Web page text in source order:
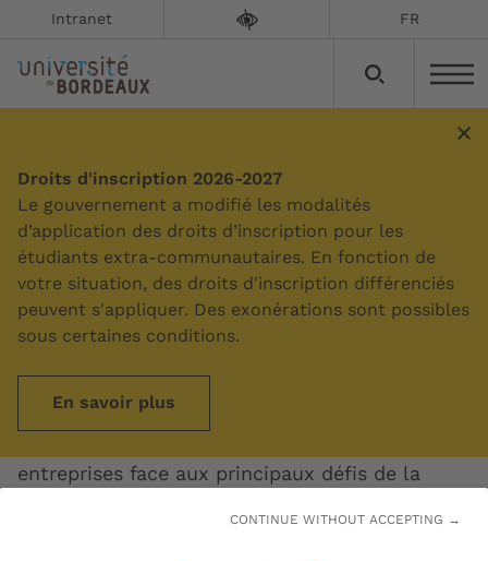
CONTINUE WITHOUT ACCEPTING →
Intranet FR
Droits d'inscription 2026-2027
Le gouvernement a modifié les modalités
d’application des droits d’inscription pour les
étudiants extra-communautaires. En fonction de
votre situation, des droits d'inscription différenciés
peuvent s'appliquer. Des exonérations sont possibles
sous certaines conditions.
En savoir plus
Chimie-Matériaux
Mise à jour le :24/07/2026
L’université de Bordeaux met à la disposition
des entreprises un écosystème scientifique et
recherche fondamentale aux applications
entreprises face aux principaux défis de la